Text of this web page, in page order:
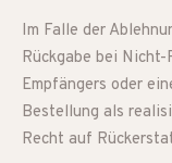
Im Falle der
Rückgabe bei
Empfängers oder
Bestellung als
Recht auf